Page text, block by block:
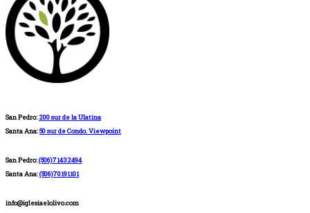
San Pedro: 200 sur de la Ulatina
Santa Ana:50 sur de Condo. Viewpoint
San Pedro:(506)71432494
Santa Ana:(506)70191101
info@iglesiaelolivo.com